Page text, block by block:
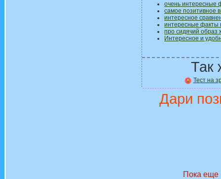
очень интересные
самое позитивное
интересное
интересные факты
про сидячий образ
Интересное и
Так
Тест на
Дари
Пока еще